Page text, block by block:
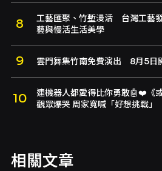
工藝匯聚、竹塹漫活 台灣工藝
藝與慢活生活美學
雲門舞集竹南免費演出 8月5日
連機器人都愛得比你勇敢🤖❤️《
觀眾爆哭 周家寬喊「好想挑戰」
相關文章